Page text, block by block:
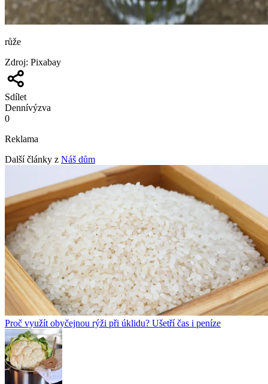
růže
Zdroj: Pixabay
Sdílet
Dennívýzva
0
Reklama
Další články z Náš dům
Proč využít obyčejnou rýži při úklidu? Ušetří čas i peníze